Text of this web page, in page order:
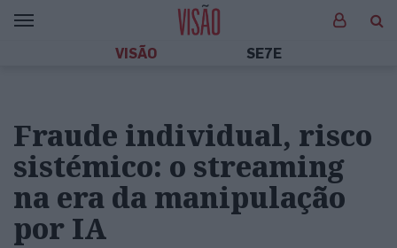
VISÃO SE7E
Fraude individual, risco
sistémico: o streaming
na era da manipulação
por IA